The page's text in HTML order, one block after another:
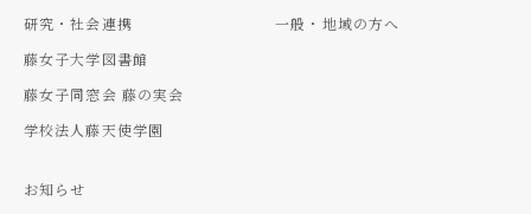
研究・社会連携
藤女子大学図書館
藤女子同窓会 藤の実会
学校法人藤天使学園
一般・地域の方へ
お知らせ